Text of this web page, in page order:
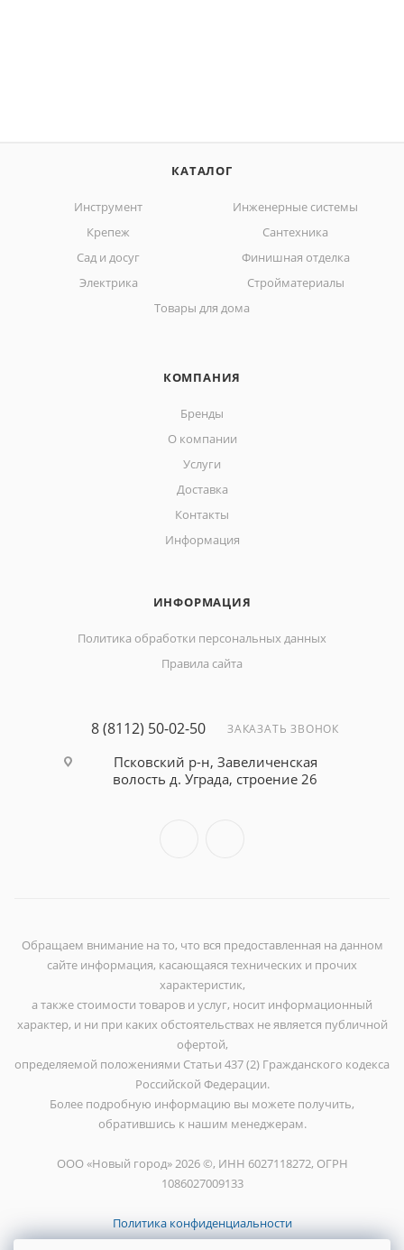
КАТАЛОГ
Инструмент
Инженерные системы
Крепеж
Сантехника
Сад и досуг
Финишная отделка
Электрика
Стройматериалы
Товары для дома
КОМПАНИЯ
Бренды
О компании
Услуги
Доставка
Контакты
Информация
ИНФОРМАЦИЯ
Политика обработки персональных данных
Правила сайта
8 (8112) 50-02-50 ЗАКАЗАТЬ ЗВОНОК
Псковский р-н, Завеличенская
волость д. Уграда, строение 26
Обращаем внимание на то, что вся предоставленная на данном
сайте информация, касающаяся технических и прочих
характеристик,
а также стоимости товаров и услуг, носит информационный
характер, и ни при каких обстоятельствах не является публичной
офертой,
определяемой положениями Статьи 437 (2) Гражданского кодекса
Российской Федерации.
Более подробную информацию вы можете получить,
обратившись к нашим менеджерам.
ООО «Новый город» 2026 ©, ИНН 6027118272, ОГРН
1086027009133
Политика конфиденциальности